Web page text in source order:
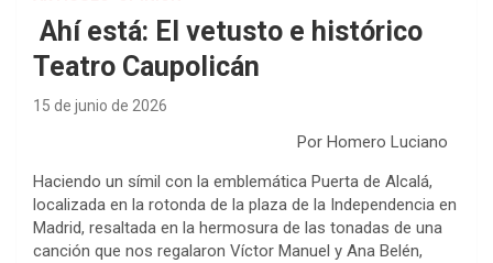
Ahí está: El vetusto e histórico
Teatro Caupolicán
15 de junio de 2026
Por Homero Luciano
Haciendo un símil con la emblemática Puerta de Alcalá,
localizada en la rotonda de la plaza de la Independencia en
Madrid, resaltada en la hermosura de las tonadas de una
canción que nos regalaron Víctor Manuel y Ana Belén,